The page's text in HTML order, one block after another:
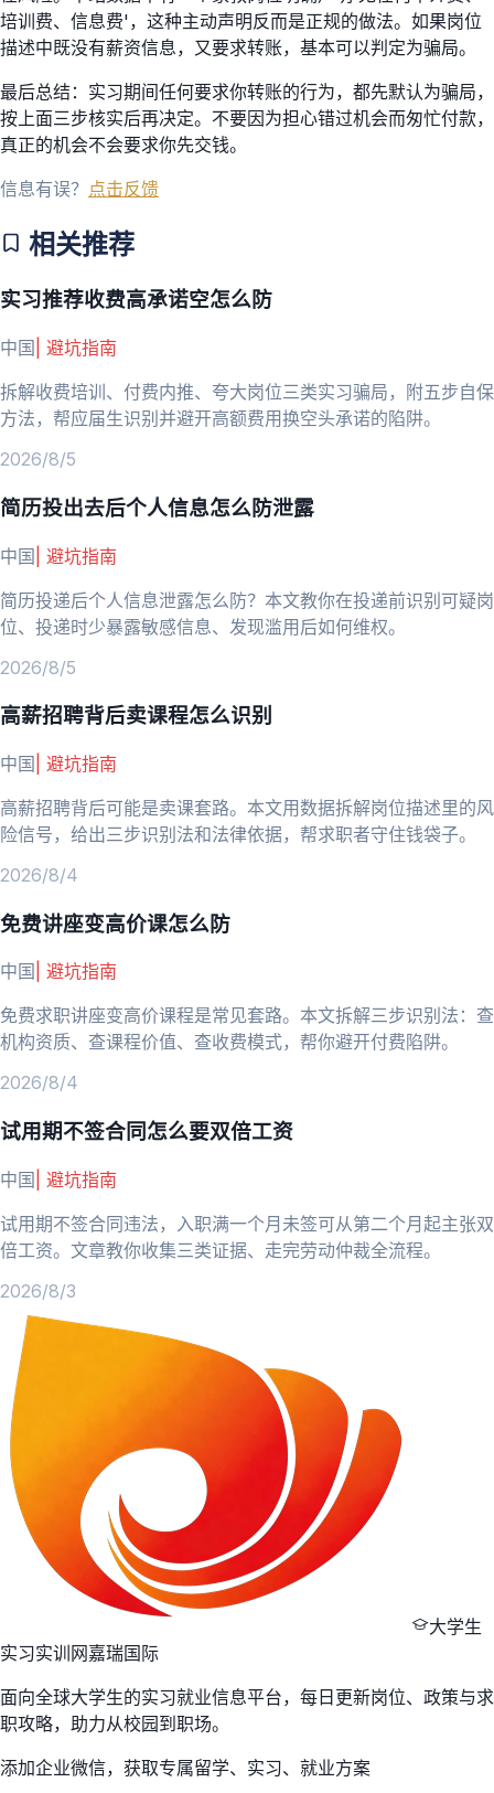
培训费、信息费'，这种主动声明反而是正规的做法。如果岗位
描述中既没有薪资信息，又要求转账，基本可以判定为骗局。
最后总结：实习期间任何要求你转账的行为，都先默认为骗局，
按上面三步核实后再决定。不要因为担心错过机会而匆忙付款，
真正的机会不会要求你先交钱。
信息有误？ 点击反馈
相关推荐
实习推荐收费高承诺空怎么防
中国 避坑指南
拆解收费培训、付费内推、夸大岗位三类实习骗局，附五步自保
方法，帮应届生识别并避开高额费用换空头承诺的陷阱。
2026/8/5
简历投出去后个人信息怎么防泄露
中国 避坑指南
简历投递后个人信息泄露怎么防？本文教你在投递前识别可疑岗
位、投递时少暴露敏感信息、发现滥用后如何维权。
2026/8/5
高薪招聘背后卖课程怎么识别
中国 避坑指南
高薪招聘背后可能是卖课套路。本文用数据拆解岗位描述里的风
险信号，给出三步识别法和法律依据，帮求职者守住钱袋子。
2026/8/4
免费讲座变高价课怎么防
中国 避坑指南
免费求职讲座变高价课程是常见套路。本文拆解三步识别法：查
机构资质、查课程价值、查收费模式，帮你避开付费陷阱。
2026/8/4
试用期不签合同怎么要双倍工资
中国 避坑指南
试用期不签合同违法，入职满一个月未签可从第二个月起主张双
倍工资。文章教你收集三类证据、走完劳动仲裁全流程。
2026/8/3
大学生
实习实训网嘉瑞国际
面向全球大学生的实习就业信息平台，每日更新岗位、政策与求
职攻略，助力从校园到职场。
添加企业微信，获取专属留学、实习、就业方案